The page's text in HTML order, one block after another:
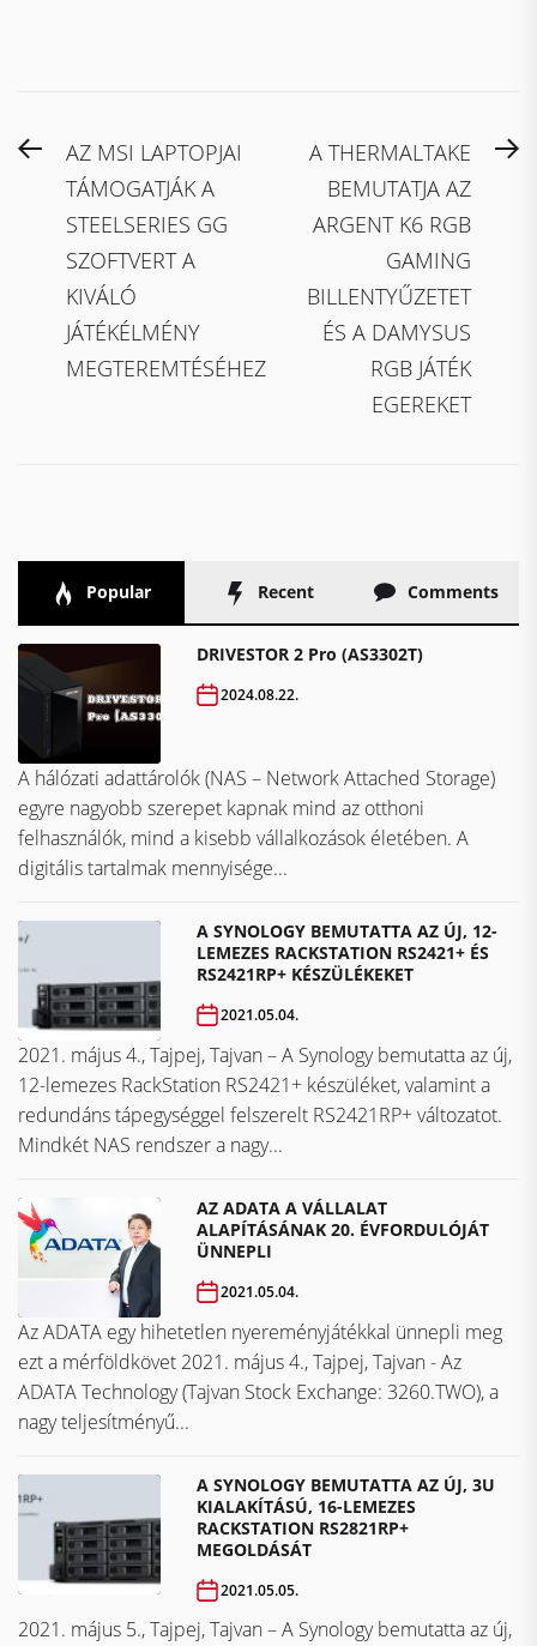
Bejegyzés
navigáció
PreviousAZ MSI LAPTOPJAI
TÁMOGATJÁK A
STEELSERIES GG
SZOFTVERT A
KIVÁLÓ
JÁTÉKÉLMÉNY
MEGTEREMTÉSÉHEZ
A THERMALTAKE
BEMUTATJA AZ
ARGENT K6 RGB
GAMING
BILLENTYŰZETET
ÉS A DAMYSUS
RGB JÁTÉK
EGEREKET
Popular Recent Comments
DRIVESTOR 2 Pro (AS3302T)
2024.08.22.
A hálózati adattárolók (NAS – Network Attached Storage)
egyre nagyobb szerepet kapnak mind az otthoni
felhasználók, mind a kisebb vállalkozások életében. A
digitális tartalmak mennyisége...
A SYNOLOGY BEMUTATTA AZ ÚJ, 12-
LEMEZES RACKSTATION RS2421+ ÉS
RS2421RP+ KÉSZÜLÉKEKET
2021.05.04.
2021. május 4., Tajpej, Tajvan – A Synology bemutatta az új,
12-lemezes RackStation RS2421+ készüléket, valamint a
redundáns tápegységgel felszerelt RS2421RP+ változatot.
Mindkét NAS rendszer a nagy...
AZ ADATA A VÁLLALAT
ALAPÍTÁSÁNAK 20. ÉVFORDULÓJÁT
ÜNNEPLI
2021.05.04.
Az ADATA egy hihetetlen nyereményjátékkal ünnepli meg
ezt a mérföldkövet ​​​​​​​2021. május 4., Tajpej, Tajvan - Az
ADATA Technology (Tajvan Stock Exchange: 3260.TWO), a
nagy teljesítményű...
A SYNOLOGY BEMUTATTA AZ ÚJ, 3U
KIALAKÍTÁSÚ, 16-LEMEZES
RACKSTATION RS2821RP+
MEGOLDÁSÁT
2021.05.05.
2021. május 5., Tajpej, Tajvan – A Synology bemutatta az új,